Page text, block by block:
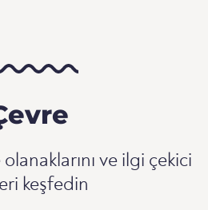
ve ilgi çekici
keşfedin